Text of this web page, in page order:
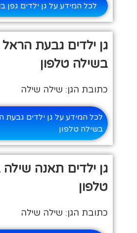
לכל המידע על גן ילדים גפן
גן ילדים גבעת
בשילה טלפון
כתובת הגן: שילה שילה
לכל המידע על גן ילדים גבעת
בשילה טלפון
גן ילדים תאנה שילה
טלפון
כתובת הגן: שילה שילה